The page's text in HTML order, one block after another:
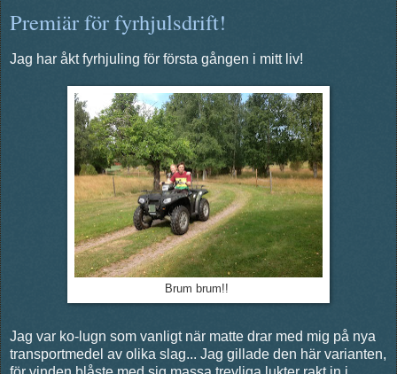
Premiär för fyrhjulsdrift!
Jag har åkt fyrhjuling för första gången i mitt liv!
Brum brum!!
Jag var ko-lugn som vanligt när matte drar med mig på nya
transportmedel av olika slag... Jag gillade den här varianten,